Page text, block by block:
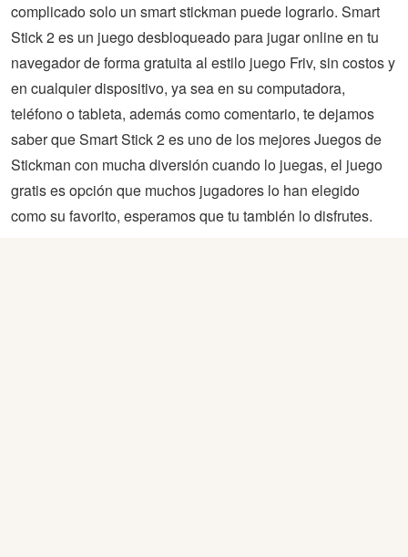
complicado solo un smart stickman puede lograrlo. Smart
Stick 2 es un juego desbloqueado para jugar online en tu
navegador de forma gratuita al estilo juego Friv, sin costos y
en cualquier dispositivo, ya sea en su computadora,
teléfono o tableta, además como comentario, te dejamos
saber que Smart Stick 2 es uno de los mejores Juegos de
Stickman con mucha diversión cuando lo juegas, el juego
gratis es opción que muchos jugadores lo han elegido
como su favorito, esperamos que tu también lo disfrutes.